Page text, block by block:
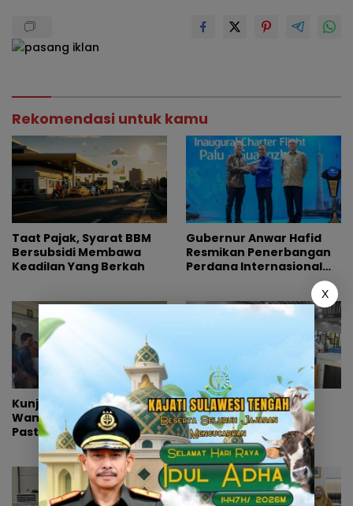
Rekomendasi untuk kamu
Taat Pajak, Syarat BBM
Bersubsidi Membawa
Keadilan Yang Berkah
Gubernur Anwar Hafid
Resmikan Penerbangan
Perdana Internasional
Kunjungi Sorkam,
Wamendikdasmen
Pastikan Ruang Belajar
Siswa Aman dan Nyaman
Pemprov Sulteng
Pastikan Kesiapan
Penerbangan
Internasional Perdana
Palu-Guangzhou
X